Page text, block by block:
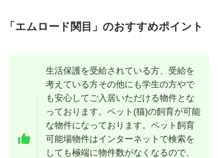
「エムロード関目」のおすすめポイント
生活保護を受給されている方、受給を
考えている方その他にも学生の方やで
も安心してご入居いただける物件とな
っております。ペット(猫)の飼育が可能
な物件になっております。ペット飼育
可能場物件はインターネットで検索を
しても極端に物件数がなくなるので、